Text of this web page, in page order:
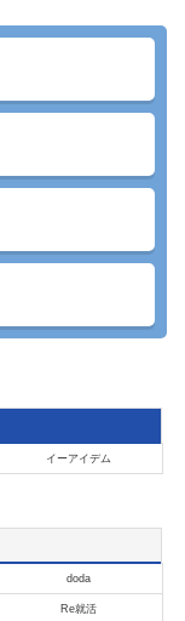
イーアイデム
doda
Re就活